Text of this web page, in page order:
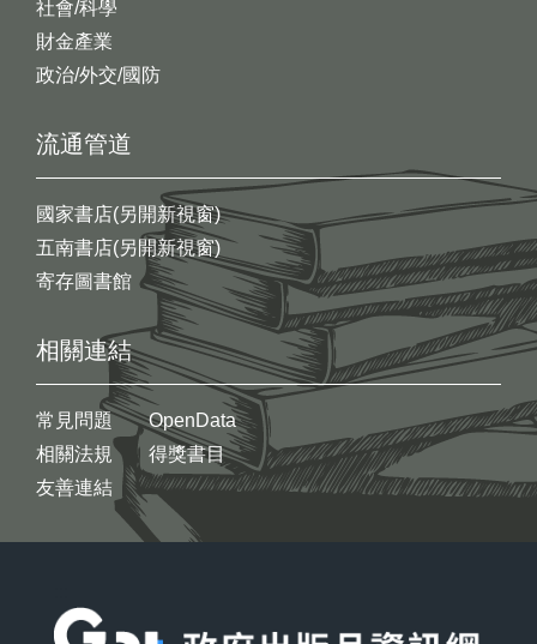
社會/科學
財金產業
政治/外交/國防
流通管道
國家書店(另開新視窗)
五南書店(另開新視窗)
寄存圖書館
相關連結
常見問題
相關法規
友善連結
OpenData
得獎書目